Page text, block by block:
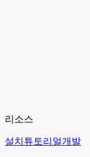
리소스
설치 튜토리얼개발